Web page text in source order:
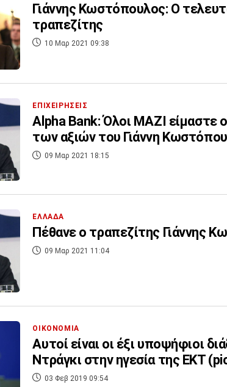
Γιάννης Κωστόπουλος: Ο
τραπεζίτης
10 Μαρ 2021 09:38
ΕΠΙΧΕΙΡΗΣΕΙΣ
Alpha Bank: Όλοι ΜΑΖI είμαστε
των αξιών του Γιάννη
09 Μαρ 2021 18:15
ΕΛΛΑΔΑ
Πέθανε ο τραπεζίτης Γιάννης
09 Μαρ 2021 11:04
ΟΙΚΟΝΟΜΙΑ
Αυτοί είναι οι έξι υποψήφιοι
Ντράγκι στην ηγεσία της ΕΚΤ
03 Φεβ 2019 09:54